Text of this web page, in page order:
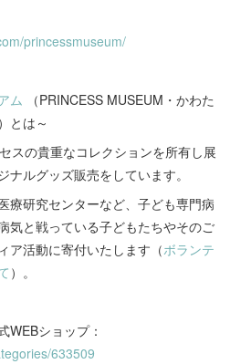
princessmuseum/
ム （PRINCESS MUSEUM・かわた
とは～
スの貴重なコレクションを所有し展
ナルグッズ販売をしています。
療研究センターなど、子ども専門病
気と戦っている子どもたちやそのご
ア活動に寄付いたします（ボランテ
）。
WEBショップ：
633509